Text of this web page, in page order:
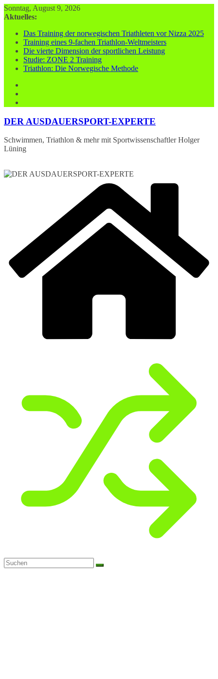
Zum
Inhalt
Sonntag, August 9, 2026
Aktuelles:
Das Training der norwegischen Triathleten vor Nizza 2025
Training eines 9-fachen Triathlon-Weltmeisters
Die vierte Dimension der sportlichen Leistung
Studie: ZONE 2 Training
Triathlon: Die Norwegische Methode
DER AUSDAUERSPORT-EXPERTE
Schwimmen, Triathlon & mehr mit Sportwissenschaftler Holger
Lüning